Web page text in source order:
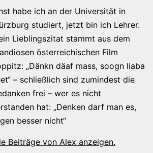
habe ich an der Universität in
studiert, jetzt bin ich Lehrer.
Lieblingszitat stammt aus dem
österreichischen Film
„Dänkn däaf mass, soogn liaba
– schließlich sind zumindest die
frei – wer es nicht
hat: „Denken darf man es,
besser nicht“
Beiträge von Alex anzeigen.